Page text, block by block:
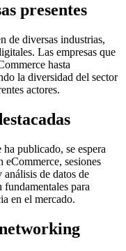
presentes
de diversas industrias,
Las empresas que
hasta
la diversidad del sector
actores.
publicado, se espera
eCommerce, sesiones
análisis de datos de
fundamentales para
en el mercado.